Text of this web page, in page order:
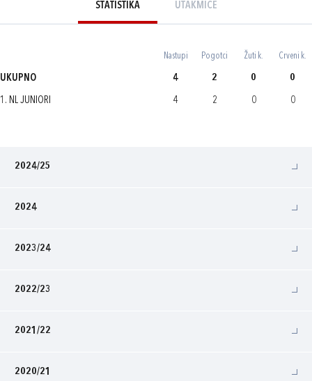
STATISTIKA UTAKMICE
Nastupi Pogotci Žuti k. Crveni k.
UKUPNO 4 2 0 0
1. NL JUNIORI 4 2 0 0
2024/25
2024
2023/24
2022/23
2021/22
2020/21